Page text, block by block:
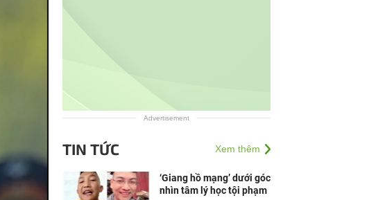
Advertisement
TIN TỨC Xem thêm
‘Giang hồ mạng’ dưới góc
nhìn tâm lý học tội phạm